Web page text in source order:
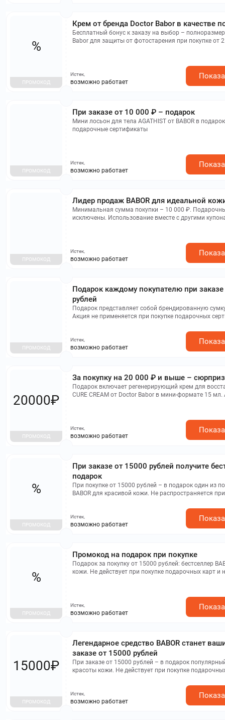
Крем от бренда Doctor Babor в качестве
Бесплатный бонус к заказу на выбор –
Babor для защиты от фотостарения при покупке от
%
ПРОМОКОД
Истек,
возможно работает
При заказе от 10 000 ₽ – подарок
Мини лосьон для тела AGATHIST от BABOR в
подарочные сертификаты
ПРОМОКОД
Истек,
возможно работает
Лидер продаж BABOR для идеальной
Минимальная сумма покупки – 10 000 ₽.
исключены. Использование вместе с другими
ПРОМОКОД
Истек,
возможно работает
Подарок каждому покупателю при
рублей
Подарок представляет собой брендированную
Акция не применяется при покупке подарочных
ПРОМОКОД
Истек,
возможно работает
За покупку на 20 000 ₽ и выше –
Подарок включает регенерирующий крем для
CURE CREAM от Doctor Babor в мини-формате 15 мл.
20000₽
ПРОМОКОД
Истек,
возможно работает
При заказе от 15000 рублей получите
подарок
При покупке от 15000 рублей – в подарок один из
BABOR для красивой кожи. Не распространяется
%
ПРОМОКОД
Истек,
возможно работает
Промокод на подарок при покупке
Подарок за покупку от 15000 рублей: бестселлер
кожи. Не действует при покупке подарочных карт и
%
ПРОМОКОД
Истек,
возможно работает
Легендарное средство BABOR станет
заказе от 15000 рублей
При заказе от 15000 рублей – в подарок
красоты кожи. Не действует при покупке
15000₽
ПРОМОКОД
Истек,
возможно работает